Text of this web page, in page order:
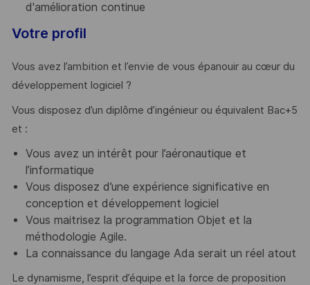
d'amélioration continue
Votre profil
Vous avez l’ambition et l’envie de vous épanouir au cœur du
développement logiciel ?
Vous disposez d’un diplôme d’ingénieur ou équivalent Bac+5
et :
Vous avez un intérêt pour l’aéronautique et
l’informatique
Vous disposez d’une expérience significative en
conception et développement logiciel
Vous maitrisez la programmation Objet et la
méthodologie Agile.
La connaissance du langage Ada serait un réel atout
Le dynamisme, l’esprit d’équipe et la force de proposition